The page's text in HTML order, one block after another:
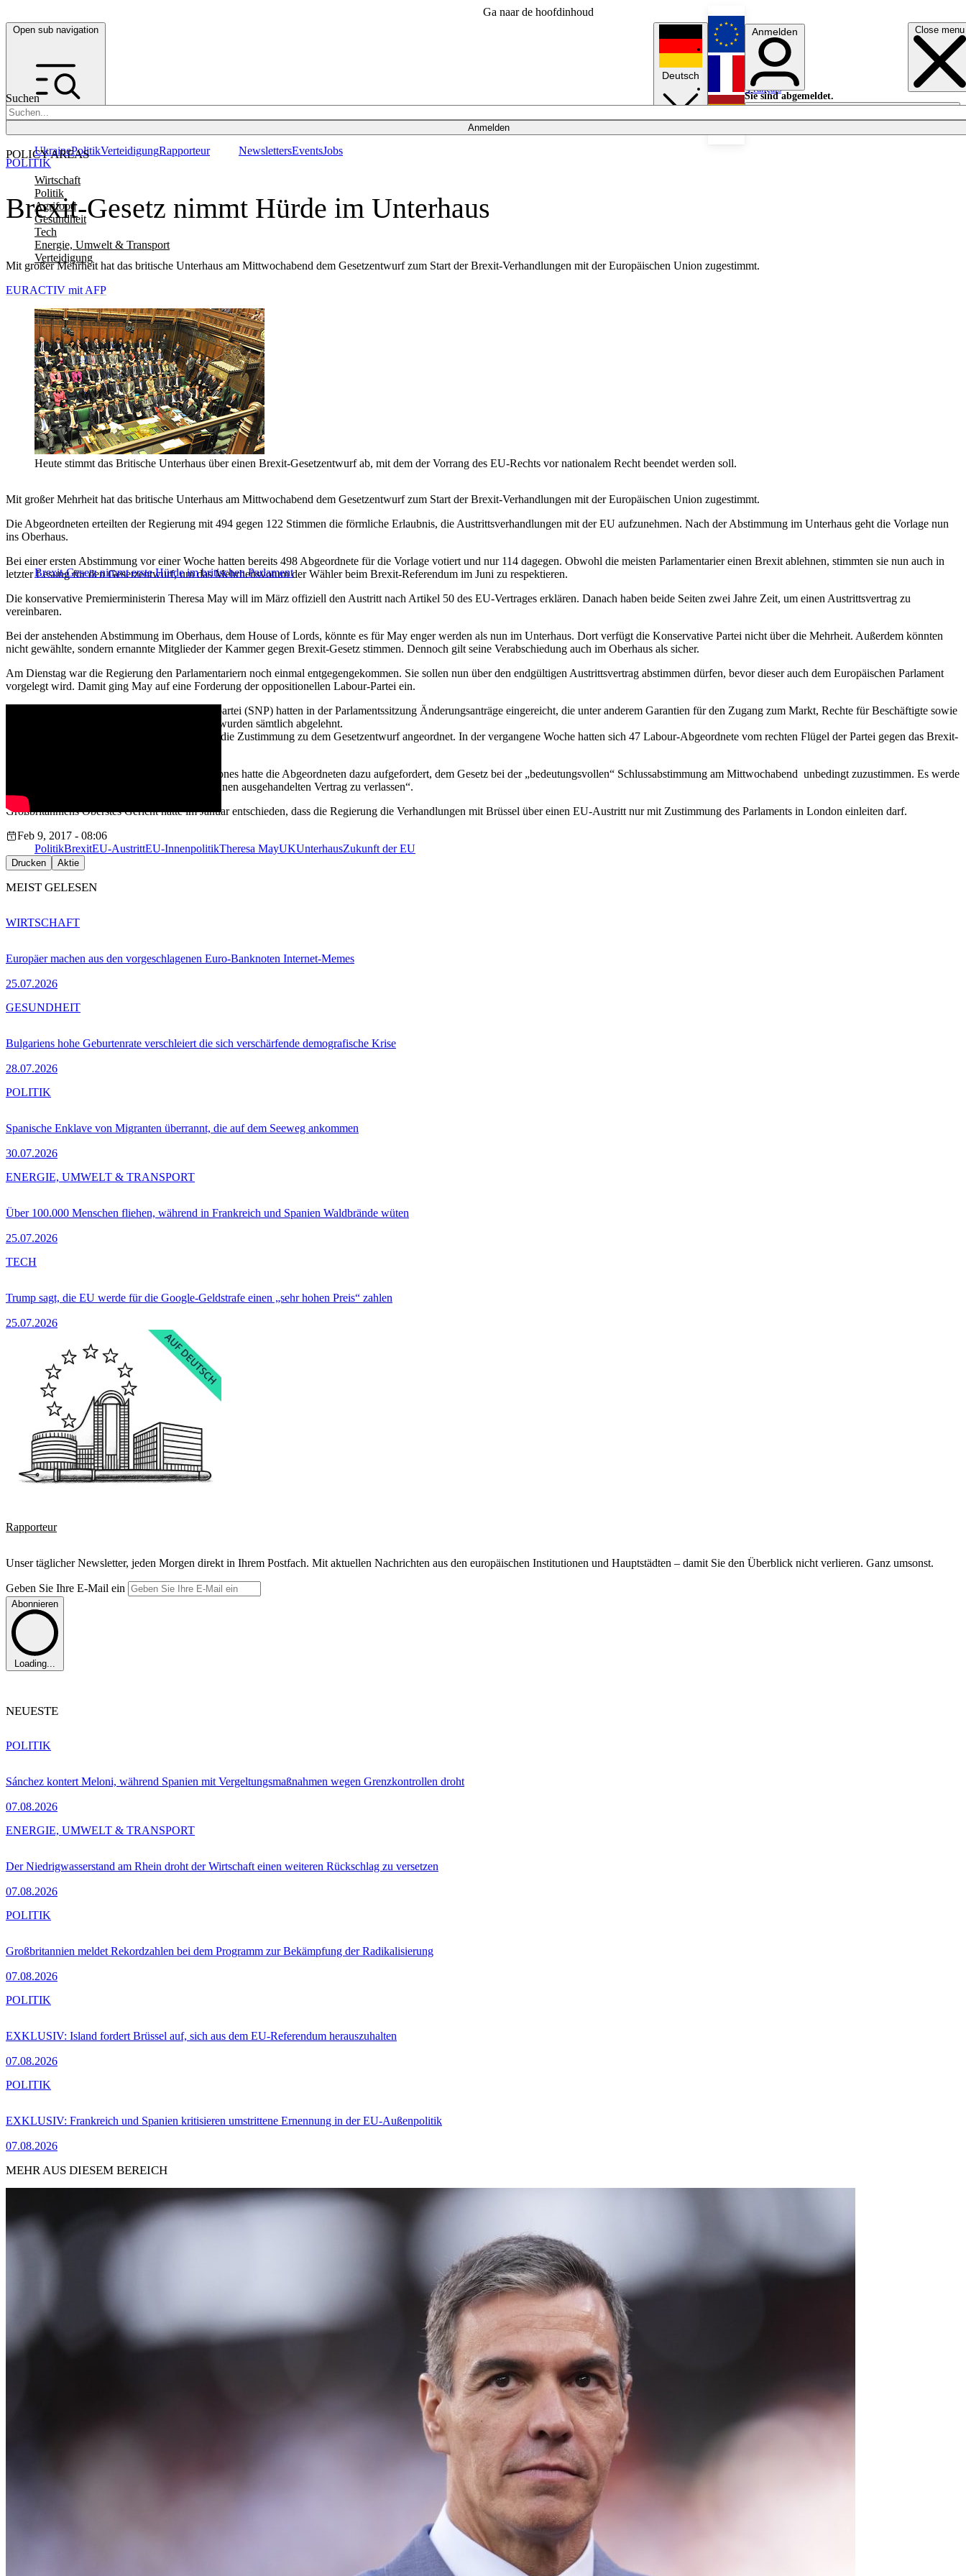
Ga naar de hoofdinhoud
Open sub navigation Close menu
Suchen
Anmelden
POLICY AREAS
Wirtschaft
Politik
Agrifood
Gesundheit
Tech
Energie, Umwelt & Transport
Verteidigung
UkrainePolitikVerteidigungRapporteur NewslettersEventsJobs
Deutsch
English
Français
Anmelden
Sie sind abgemeldet.
Anmelden
Licht aus
Brexit-Gesetz nimmt Hürde im Unterhaus
Mit großer Mehrheit hat das britische Unterhaus am Mittwochabend dem Gesetzentwurf zum Start der Brexit-Verhandlungen mit der Europäischen Union zugestimmt.
POLITIK
EURACTIV mit AFP
Heute stimmt das Britische Unterhaus über einen Brexit-Gesetzentwurf ab, mit dem der Vorrang des EU-Rechts vor nationalem Recht beendet werden soll.
Mit großer Mehrheit hat das britische Unterhaus am Mittwochabend dem Gesetzentwurf zum Start der Brexit-Verhandlungen mit der Europäischen Union zugestimmt.
Die Abgeordneten erteilten der Regierung mit 494 gegen 122 Stimmen die förmliche Erlaubnis, die Austrittsverhandlungen mit der EU aufzunehmen. Nach der Abstimmung im Unterhaus geht die Vorlage nun
ins Oberhaus.
Brexit-Gesetz nimmt erste Hürde im britischen Parlament
Bei einer ersten Abstimmung vor einer Woche hatten bereits 498 Abgeordnete für die Vorlage votiert und nur 114 dagegen. Obwohl die meisten Parlamentarier einen Brexit ablehnen, stimmten sie nun auch in
letzter Lesung für den Gesetzentwurf, um das Mehrheitsvotum der Wähler beim Brexit-Referendum im Juni zu respektieren.
Die konservative Premierministerin Theresa May will im März offiziell den Austritt nach Artikel 50 des EU-Vertrages erklären. Danach haben beide Seiten zwei Jahre Zeit, um einen Austrittsvertrag zu
vereinbaren.
Bei der anstehenden Abstimmung im Oberhaus, dem House of Lords, könnte es für May enger werden als nun im Unterhaus. Dort verfügt die Konservative Partei nicht über die Mehrheit. Außerdem könnten
nicht gewählte, sondern ernannte Mitglieder der Kammer gegen Brexit-Gesetz stimmen. Dennoch gilt seine Verabschiedung auch im Oberhaus als sicher.
Am Dienstag war die Regierung den Parlamentariern noch einmal entgegengekommen. Sie sollen nun über den endgültigen Austrittsvertrag abstimmen dürfen, bevor dieser auch dem Europäischen Parlament
vorgelegt wird. Damit ging May auf eine Forderung der oppositionellen Labour-Partei ein.
Labour und die kleinere Schottischen Nationalpartei (SNP) hatten in der Parlamentssitzung Änderungsanträge eingereicht, die unter anderem Garantien für den Zugang zum Markt, Rechte für Beschäftigte sowie
für EU-Bürger in Großbritannien betrafen. Sie wurden sämtlich abgelehnt.
Die Labour-Führung hatte per Fraktionszwang die Zustimmung zu dem Gesetzentwurf angeordnet. In der vergangene Woche hatten sich 47 Labour-Abgeordnete vom rechten Flügel der Partei gegen das Brexit-
Der konservative Brexit-Staatssekretär David Jones hatte die Abgeordneten dazu aufgefordert, dem Gesetz bei der „bedeutungsvollen“ Schlussabstimmung am Mittwochabend unbedingt zuzustimmen. Es werde
letztlich darum gehen, die EU „mit oder ohne einen ausgehandelten Vertrag zu verlassen“.
Großbritanniens Oberstes Gericht hatte im Januar entschieden, dass die Regierung die Verhandlungen mit Brüssel über einen EU-Austritt nur mit Zustimmung des Parlaments in London einleiten darf.
Feb 9, 2017 - 08:06
PolitikBrexitEU-AustrittEU-InnenpolitikTheresa MayUKUnterhausZukunft der EU
Drucken Aktie
MEIST GELESEN
Europäer machen aus den vorgeschlagenen Euro-Banknoten Internet-Memes
25.07.2026
WIRTSCHAFT
Bulgariens hohe Geburtenrate verschleiert die sich verschärfende demografische Krise
28.07.2026
GESUNDHEIT
Spanische Enklave von Migranten überrannt, die auf dem Seeweg ankommen
30.07.2026
POLITIK
Über 100.000 Menschen fliehen, während in Frankreich und Spanien Waldbrände wüten
25.07.2026
ENERGIE, UMWELT & TRANSPORT
Trump sagt, die EU werde für die Google-Geldstrafe einen „sehr hohen Preis“ zahlen
25.07.2026
TECH
Rapporteur
Unser täglicher Newsletter, jeden Morgen direkt in Ihrem Postfach. Mit aktuellen Nachrichten aus den europäischen Institutionen und Hauptstädten – damit Sie den Überblick nicht verlieren. Ganz umsonst.
Geben Sie Ihre E-Mail ein
Abonnieren
Loading...
NEUESTE
Sánchez kontert Meloni, während Spanien mit Vergeltungsmaßnahmen wegen Grenzkontrollen droht
07.08.2026
POLITIK
Der Niedrigwasserstand am Rhein droht der Wirtschaft einen weiteren Rückschlag zu versetzen
07.08.2026
ENERGIE, UMWELT & TRANSPORT
Großbritannien meldet Rekordzahlen bei dem Programm zur Bekämpfung der Radikalisierung
07.08.2026
POLITIK
EXKLUSIV: Island fordert Brüssel auf, sich aus dem EU-Referendum herauszuhalten
07.08.2026
POLITIK
EXKLUSIV: Frankreich und Spanien kritisieren umstrittene Ernennung in der EU-Außenpolitik
07.08.2026
POLITIK
MEHR AUS DIESEM BEREICH